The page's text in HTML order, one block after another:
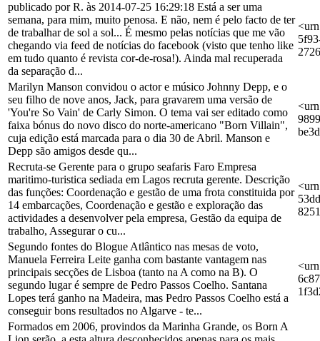
publicado por R. às 2014-07-25 16:29:18 Está a ser uma
semana, para mim, muito penosa. E não, nem é pelo facto de ter
de trabalhar de sol a sol... É mesmo pelas notícias que me vão
chegando via feed de notícias do facebook (visto que tenho like
em tudo quanto é revista cor-de-rosa!). Ainda mal recuperada
da separação d...
Marilyn Manson convidou o actor e músico Johnny Depp, e o
seu filho de nove anos, Jack, para gravarem uma versão de
'You're So Vain' de Carly Simon. O tema vai ser editado como
faixa bónus do novo disco do norte-americano "Born Villain",
cuja edição está marcada para o dia 30 de Abril. Manson e
Depp são amigos desde qu...
Recruta-se Gerente para o grupo seafaris Faro Empresa
maritimo-turistica sediada em Lagos recruta gerente. Descrição
das funções: Coordenação e gestão de uma frota constituida por
14 embarcações, Coordenação e gestão e exploração das
actividades a desenvolver pela empresa, Gestão da equipa de
trabalho, Assegurar o cu...
Segundo fontes do Blogue Atlântico nas mesas de voto,
Manuela Ferreira Leite ganha com bastante vantagem nas
principais secções de Lisboa (tanto na A como na B). O
segundo lugar é sempre de Pedro Passos Coelho. Santana
Lopes terá ganho na Madeira, mas Pedro Passos Coelho está a
conseguir bons resultados no Algarve - te...
Formados em 2006, provindos da Marinha Grande, os Born A